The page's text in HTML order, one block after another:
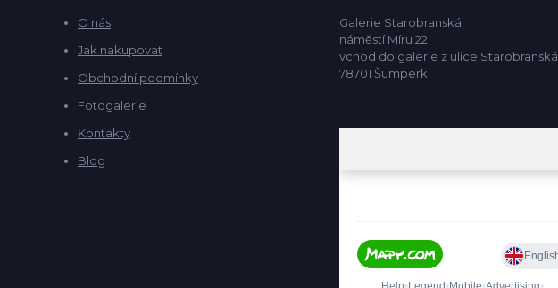
O nás
Jak nakupovat
Obchodní podmínky
Fotogalerie
Kontakty
Blog
Galerie Starobranská
náměstí Míru 22
vchod do galerie z ulice Starobranská
78701 Šumperk